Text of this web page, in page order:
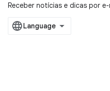
Receber notícias e dicas por e-